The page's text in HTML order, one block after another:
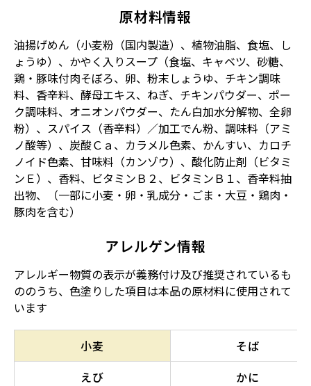
原材料情報
油揚げめん（小麦粉（国内製造）、植物油脂、食塩、し
ょうゆ）、かやく入りスープ（食塩、キャベツ、砂糖、
鶏・豚味付肉そぼろ、卵、粉末しょうゆ、チキン調味
料、香辛料、酵母エキス、ねぎ、チキンパウダー、ポー
ク調味料、オニオンパウダー、たん白加水分解物、全卵
粉）、スパイス（香辛料）／加工でん粉、調味料（アミ
ノ酸等）、炭酸Ｃａ、カラメル色素、かんすい、カロチ
ノイド色素、甘味料（カンゾウ）、酸化防止剤（ビタミ
ンＥ）、香料、ビタミンＢ２、ビタミンＢ１、香辛料抽
出物、（一部に小麦・卵・乳成分・ごま・大豆・鶏肉・
豚肉を含む）
アレルゲン情報
アレルギー物質の表示が義務付け及び推奨されているも
ののうち、色塗りした項目は本品の原材料に使用されて
います
小麦
そば
えび
かに